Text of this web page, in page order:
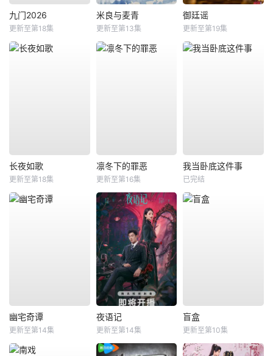
九门2026
更新至第18集
米良与麦青
更新至第13集
御廷谣
更新至第19集
长夜如歌
更新至第18集
凛冬下的罪恶
更新至第16集
我当卧底这件事
已完结
幽宅奇谭
更新至第14集
夜语记
更新至第14集
盲盒
更新至第10集